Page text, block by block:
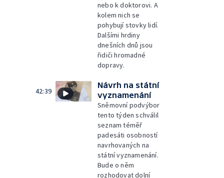
nebo k doktorovi. A
kolem nich se
pohybují stovky lidí.
Dalšími hrdiny
dnešních dnů jsou
řidiči hromadné
dopravy.
42:39
Návrh na státní
vyznamenání
Sněmovní podvýbor
tento týden schválil
seznam téměř
padesáti osobností
navrhovaných na
státní vyznamenání.
Bude o něm
rozhodovat dolní